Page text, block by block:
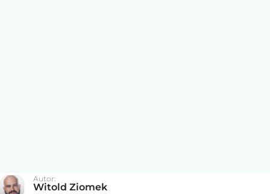
Autor:
Witold Ziomek